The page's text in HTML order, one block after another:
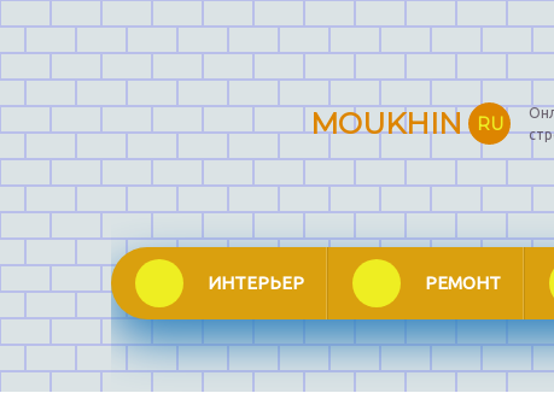
MOUKHIN RU
ИНТЕРЬЕР РЕМОНТ